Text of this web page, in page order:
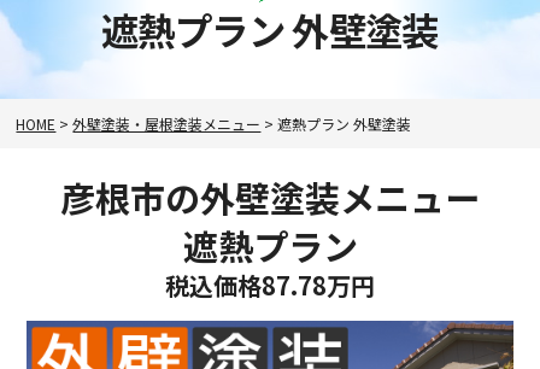
遮熱プラン 外壁塗装
HOME >外壁塗装・屋根塗装メニュー >遮熱プラン 外壁塗装
彦根市の外壁塗装メニュー
遮熱プラン
税込価格87.78万円